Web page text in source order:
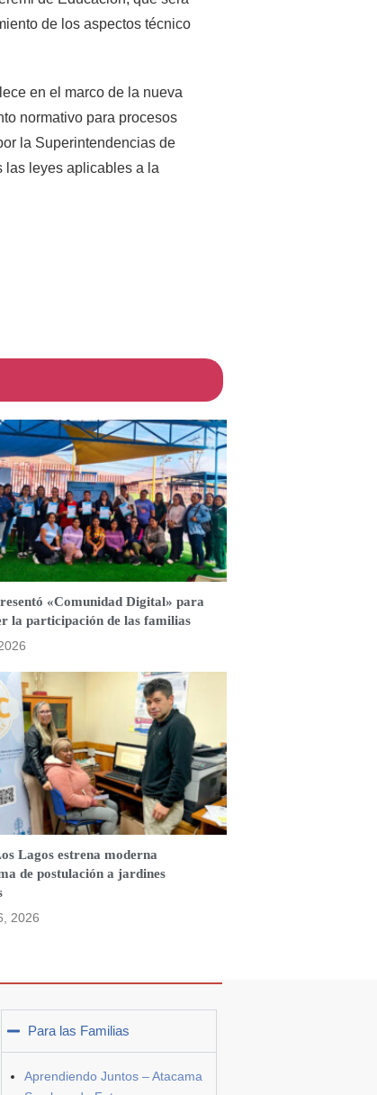
de los aspectos técnico
en el marco de la nueva
normativo para procesos
la Superintendencias de
las leyes aplicables a la
«Comunidad Digital» para
la participación de las familias
Lagos estrena moderna
de postulación a jardines
2026
Para las Familias
Aprendiendo Juntos – Atacama